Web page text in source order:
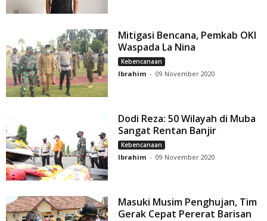
Mitigasi Bencana, Pemkab OKI
Waspada La Nina
Kebencanaan
Ibrahim - 09 November 2020
Dodi Reza: 50 Wilayah di Muba
Sangat Rentan Banjir
Kebencanaan
Ibrahim - 09 November 2020
Masuki Musim Penghujan, Tim
Gerak Cepat Pererat Barisan